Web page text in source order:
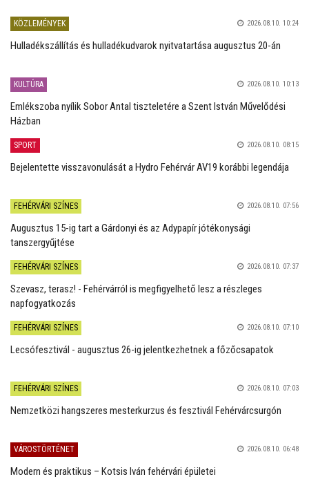
KÖZLEMÉNYEK 2026.08.10. 10:24
Hulladékszállítás és hulladékudvarok nyitvatartása augusztus 20-án
KULTÚRA 2026.08.10. 10:13
Emlékszoba nyílik Sobor Antal tiszteletére a Szent István Művelődési
Házban
SPORT 2026.08.10. 08:15
Bejelentette visszavonulását a Hydro Fehérvár AV19 korábbi legendája
FEHÉRVÁRI SZÍNES 2026.08.10. 07:56
Augusztus 15-ig tart a Gárdonyi és az Adypapír jótékonysági
tanszergyűjtése
FEHÉRVÁRI SZÍNES 2026.08.10. 07:37
Szevasz, terasz! - Fehérvárról is megfigyelhető lesz a részleges
napfogyatkozás
FEHÉRVÁRI SZÍNES 2026.08.10. 07:10
Lecsófesztivál - augusztus 26-ig jelentkezhetnek a főzőcsapatok
FEHÉRVÁRI SZÍNES 2026.08.10. 07:03
Nemzetközi hangszeres mesterkurzus és fesztivál Fehérvárcsurgón
VÁROSTÖRTÉNET 2026.08.10. 06:48
Modern és praktikus – Kotsis Iván fehérvári épületei